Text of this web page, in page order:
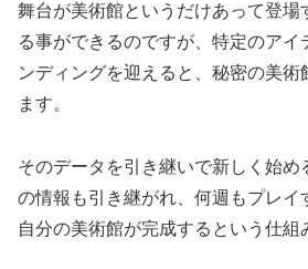
舞台が美術館というだけあって登場
る事ができるのですが、特定のアイ
ンディングを迎えると、秘密の美術
ます。
そのデータを引き継いで新しく始め
の情報も引き継がれ、何週もプレイ
自分の美術館が完成するという仕組